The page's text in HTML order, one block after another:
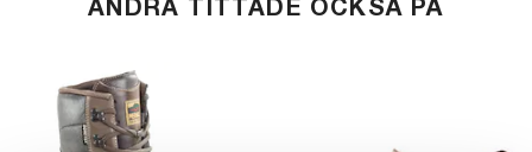
ANDRA TITTADE OCKSÅ PÅ